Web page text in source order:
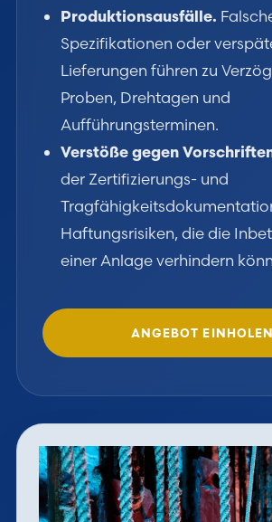
Produktionsausfälle.
Spezifikationen oder
Lieferungen führen zu
Proben, Drehtagen und
Aufführungsterminen.
Verstöße gegen
der Zertifizierungs- und
Haftungsrisiken, die die
einer Anlage verhindern
ANGEBOT EINHOLEN